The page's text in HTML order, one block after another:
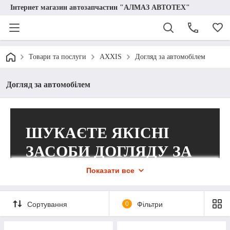
Інтернет магазин автозапчастин "АЛМАЗ АВТОТЕХ"
Товари та послуги AXXIS Догляд за автомобілем
Догляд за автомобілем
ШУКАЄТЕ ЯКІСНІ
ЗАСОБИ ДОГЛЯДУ ЗА
АВТОМОБІЛЕМ?
Рекомендуємо звернути увагу на
товари виробника Axxis!
Показати все
Сортування 0 Фільтри